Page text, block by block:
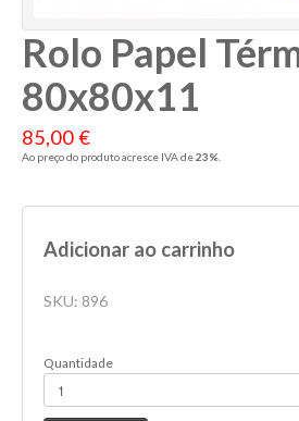
Rolo Papel
80x80x11
85,00 €
Ao preço do produto acresce IVA de23%
Adicionar ao carrinho
SKU: 896
Quantidade